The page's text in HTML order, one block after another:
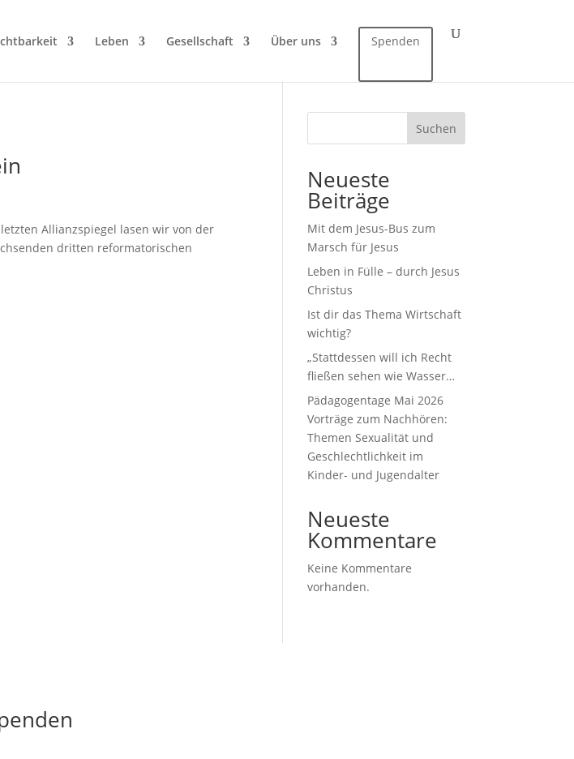
Leben Gesellschaft Über uns Spenden
Allianzspiegel lasen wir von der
dritten reformatorischen
Suchen
Neueste
Beiträge
Mit dem Jesus-Bus zum
Marsch für Jesus
Leben in Fülle – durch Jesus
Christus
Ist dir das Thema Wirtschaft
wichtig?
„Stattdessen will ich Recht
fließen sehen wie Wasser…
Pädagogentage Mai 2026
Vorträge zum Nachhören:
Themen Sexualität und
Geschlechtlichkeit im
Kinder- und Jugendalter
Neueste
Kommentare
Keine Kommentare
vorhanden.